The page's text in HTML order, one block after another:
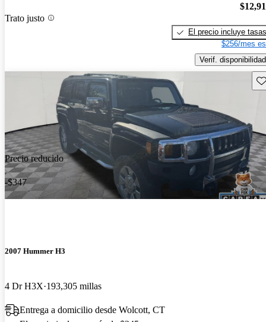
Trato justo
El precio incluye tasas
$256/mes
Verif. disponibilidad
Precio reducido
-$347
2007 Hummer H3
4 Dr H3X 193,305 millas
Entrega a domicilio desde Wolcott, CT